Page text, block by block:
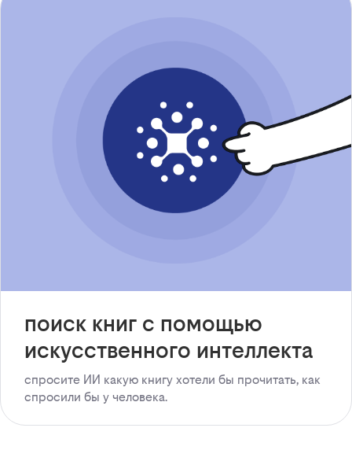
поиск книг с помощью
искусственного интеллекта
спросите ИИ какую книгу хотели бы прочитать, как
спросили бы у человека.